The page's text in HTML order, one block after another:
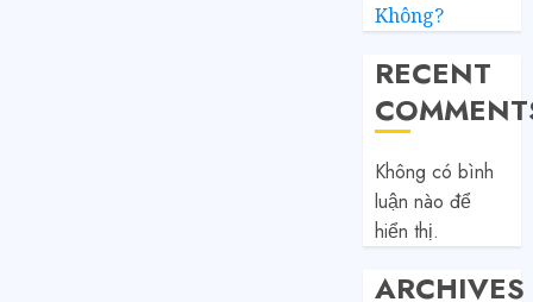
Không?
RECENT
Không có bình
luận nào để
hiển thị.
ARCHIVES